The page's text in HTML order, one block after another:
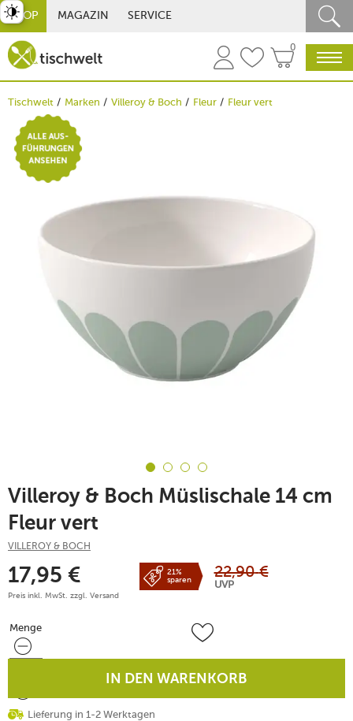
SHOP MAGAZIN SERVICE
0
Tischwelt Marken Villeroy & Boch Fleur Fleur vert
Villeroy & Boch Müslischale 14 cm
Fleur vert
VILLEROY & BOCH
17,95 €
Preis inkl. MwSt. zzgl. Versand
21%
sparen
22,90 €
UVP
Menge
Menge
IN DEN WARENKORB
Lieferung in 1-2 Werktagen
umschalten